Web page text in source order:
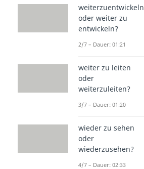
weiterzuentwickeln
oder weiter zu
entwickeln?
2/7 – Dauer: 01:21
weiter zu leiten
oder
weiterzuleiten?
3/7 – Dauer: 01:20
wieder zu sehen
oder
wiederzusehen?
4/7 – Dauer: 02:33